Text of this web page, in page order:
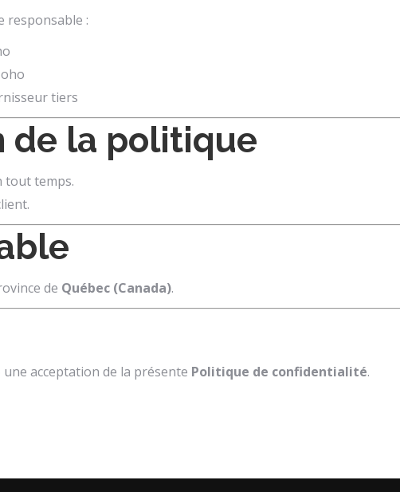
responsable :
tiers
de la politique
tout temps.
de Québec (Canada).
acceptation de la présente Politique de confidentialité.